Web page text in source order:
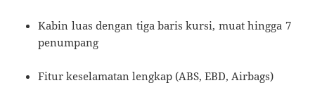
Kabin luas dengan tiga baris kursi, muat hingga 7
penumpang
Fitur keselamatan lengkap (ABS, EBD, Airbags)